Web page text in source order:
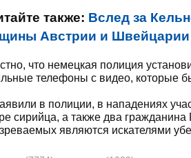
также: Вслед за
Австрии и Швейцарии
что немецкая полиция
телефоны с видео, которые
в полиции, в нападениях
сирийца, а также два
являются искателями